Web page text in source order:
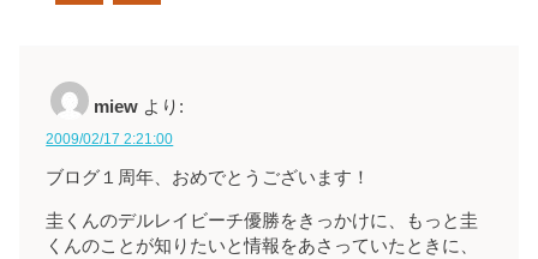
miew より:
2009/02/17 2:21:00
ブログ１周年、おめでとうございます！
圭くんのデルレイビーチ優勝をきっかけに、もっと圭
くんのことが知りたいと情報をあさっていたときに、